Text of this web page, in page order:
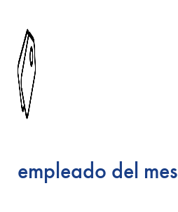
empleado del mes